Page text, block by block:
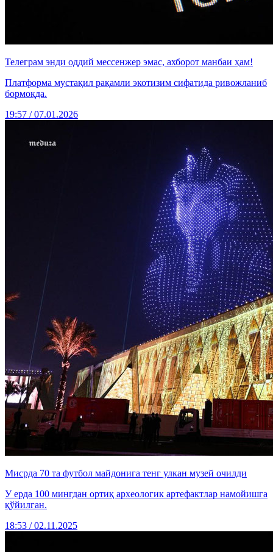
Телеграм энди оддий мессенжер эмас, ахборот манбаи ҳам!
Платформа мустақил рақамли экотизим сифатида ривожланиб
бормоқда.
19:57 / 07.01.2026
Мисрда 70 та футбол майдонига тенг улкан музей очилди
У ерда 100 мингдан ортиқ археологик артефактлар намойишга
қўйилган.
18:53 / 02.11.2025